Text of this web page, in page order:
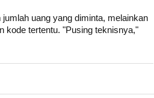
uang yang diminta, melainkan
kode tertentu. "Pusing teknisnya,"